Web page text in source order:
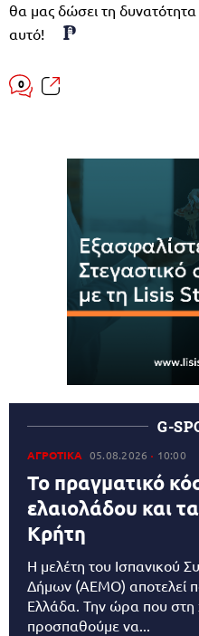
θα μας δώσει τη
αυτό!
0
G-
ΑΓΡΟΤΙΚΑ 05.08.2026 10:00
Το πραγματικό
ελαιολάδου και
Κρήτη
Η μελέτη του Ισπανικού
Δήμων (AEMO) αποτελεί
Ελλάδα. Την ώρα που
προσπαθούμε να...